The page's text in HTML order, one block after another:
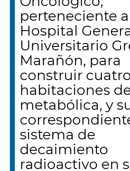
perteneciente
Hospital
Universitario
Marañón, para
construir
habitaciones
metabólica, y
sistema de
decaimiento
radioactivo en